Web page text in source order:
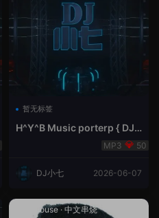
暂无标签
H^Y^B Music porterp { DJ
小七&高总夜空中的风铃}
50
DJ小七 2026-06-07
Lak House· 中文串烧